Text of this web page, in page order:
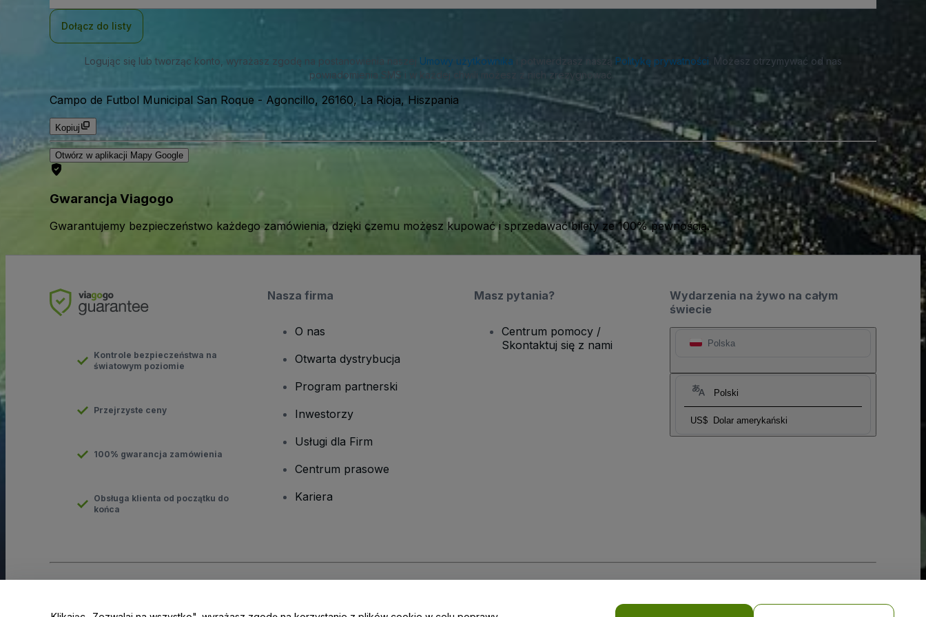
Dołącz do listy
Logując się lub tworząc konto, wyrażasz zgodę na postanowienia naszej Umowy użytkownika i potwierdzasz naszą Politykę prywatności . Możesz otrzymywać od nas
powiadomienia SMS i w każdej chwili możesz z nich zrezygnować.
Campo de Futbol Municipal San Roque - Agoncillo, 26160, La Rioja, Hiszpania
Kopiuj
Otwórz w aplikacji Mapy Google
Gwarancja Viagogo
Gwarantujemy bezpieczeństwo każdego zamówienia, dzięki czemu możesz kupować i sprzedawać bilety ze 100% pewnością.
Wydarzenia na żywo na całym
świecie
Polska
Polski
US$ Dolar amerykański
Kontrole bezpieczeństwa na
światowym poziomie
Przejrzyste ceny
100% gwarancja zamówienia
Obsługa klienta od początku do
końca
Nasza firma
O nas
Otwarta dystrybucja
Program partnerski
Inwestorzy
Usługi dla Firm
Centrum prasowe
Kariera
Masz pytania?
Centrum pomocy /
Skontaktuj się z nami
Polityki prywatności w przypadku urządzeń mobilnych